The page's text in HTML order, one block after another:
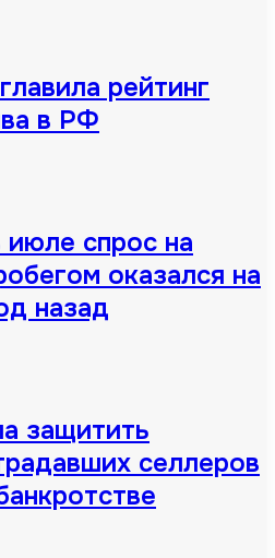
рейтинг
в РФ
спрос на
оказался на
назад
защитить
селлеров